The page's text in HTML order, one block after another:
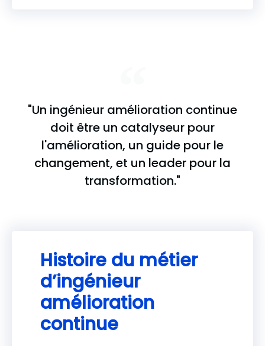
"Un ingénieur amélioration continue
doit être un catalyseur pour
l'amélioration, un guide pour le
changement, et un leader pour la
transformation."
Histoire du métier
d’ingénieur
amélioration
continue